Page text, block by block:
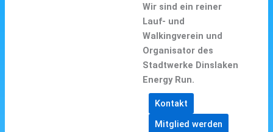
Wir sind ein reiner
Lauf- und
Walkingverein und
Organisator des
Stadtwerke Dinslaken
Energy Run.
Kontakt
Mitglied werden